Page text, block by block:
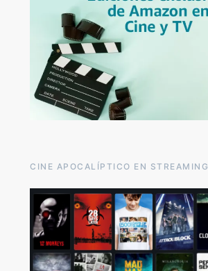
CINE APOCALÍPTICO EN STREAMING